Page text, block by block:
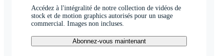
Accédez à l'intégralité de notre collection de vidéos de
stock et de motion graphics autorisés pour un usage
commercial. Images non incluses.
Abonnez-vous maintenant